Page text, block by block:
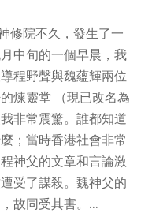
院不久，發生了一
中旬的一個早晨，我
程野聲與魏蘊輝兩位
煉靈堂 （現已改名為
非常震驚。誰都知道
；當時香港社會非常
神父的文章和言論激
受了謀殺。魏神父的
故同受其害。...